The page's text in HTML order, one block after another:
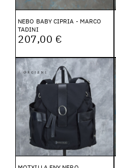
NEBO BABY CIPRIA - MARCO
TADINI
207,00 €